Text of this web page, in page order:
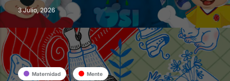
3 Julio, 2026
Maternidad Mente